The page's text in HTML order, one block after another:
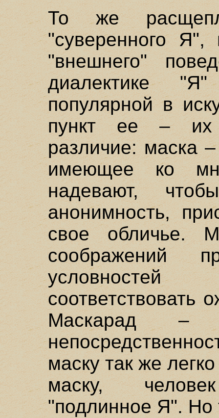
То же
"суверенного
"внешнего"
диалектике
популярной в
пункт ее – их
различие: маска
имеющее ко
надевают,
анонимность,
свое обличье.
соображений
соответствовать
Маскарад –
маску так же
маску,
"подлинное Я". Но